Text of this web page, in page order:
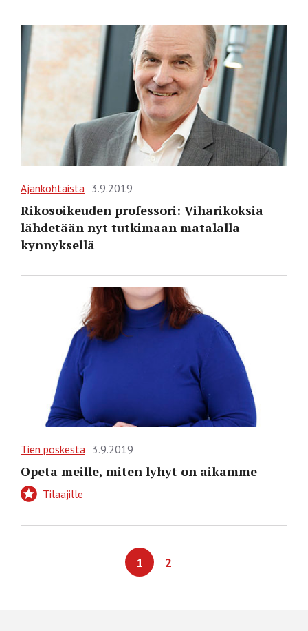
Ajankohtaista 3.9.2019
Rikosoikeuden professori: Viharikoksia
lähdetään nyt tutkimaan matalalla
kynnyksellä
Tien poskesta 3.9.2019
Opeta meille, miten lyhyt on aikamme
Tilaajille
1 2